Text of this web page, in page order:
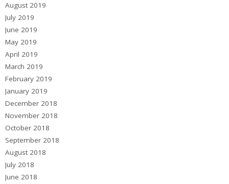
August 2019
July 2019
June 2019
May 2019
April 2019
March 2019
February 2019
January 2019
December 2018
November 2018
October 2018
September 2018
August 2018
July 2018
June 2018